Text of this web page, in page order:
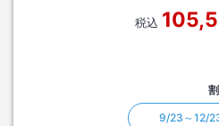
税込
9/23～12/